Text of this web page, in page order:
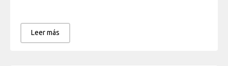
Leer más